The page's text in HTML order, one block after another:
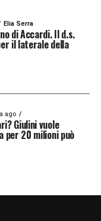
Elia Serra
di Accardi. Il d.s.
il laterale della
ago
Giulini vuole
per 20 milioni può